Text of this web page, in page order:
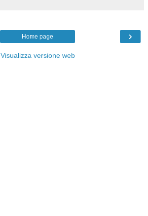
›
Home page
Visualizza versione web